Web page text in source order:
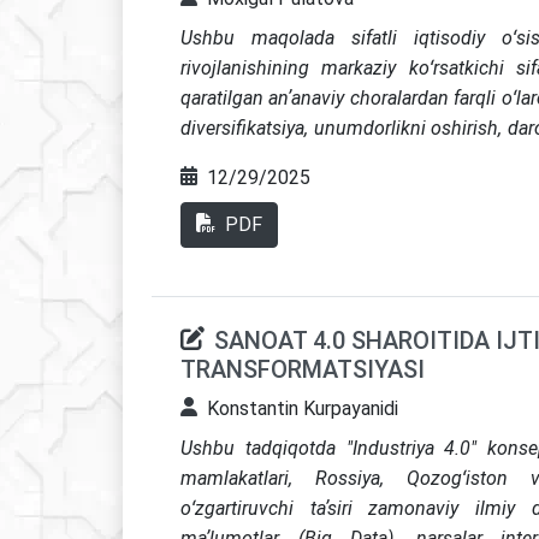
Ushbu maqolada sifatli iqtisodiy
rivojlanishining markaziy koʻrsatkichi
qaratilgan anʼanaviy choralardan farqli
diversifikatsiya, unumdorlikni oshirish,
ishlab chiqarishining yaxshilanishi, inson
institutsional islohotlarga urgʻu
foydalangan holda makroiqtisodiy
ijtimoiy himoyani kuchaytirish va
sifatini oshirish boʻyicha tavsiyalari bilan
12/29/2025
PDF
SANOAT 4.0 SHAROITIDA
TRANSFORMATSIYASI
Konstantin Kurpayanidi
Ushbu tadqiqotda "Industriya 4.0"
mamlakatlari, Rossiya, Qozogʻiston
oʻzgartiruvchi taʼsiri zamonaviy ilmiy